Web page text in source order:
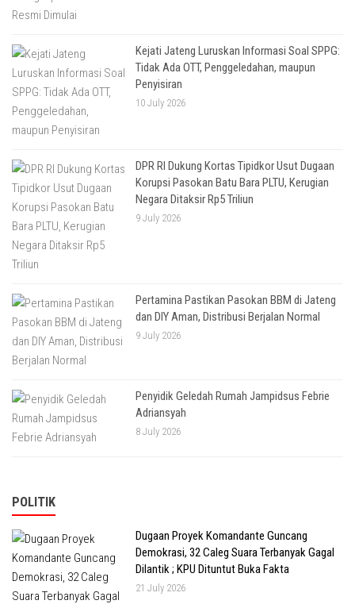
Kejati Jateng Luruskan Informasi Soal SPPG:
Tidak Ada OTT, Penggeledahan, maupun
Penyisiran
10 July 2026
DPR RI Dukung Kortas Tipidkor Usut Dugaan
Korupsi Pasokan Batu Bara PLTU, Kerugian
Negara Ditaksir Rp5 Triliun
9 July 2026
Pertamina Pastikan Pasokan BBM di Jateng
dan DIY Aman, Distribusi Berjalan Normal
9 July 2026
Penyidik Geledah Rumah Jampidsus Febrie
Adriansyah
8 July 2026
POLITIK
Dugaan Proyek Komandante Guncang
Demokrasi, 32 Caleg Suara Terbanyak Gagal
Dilantik ; KPU Dituntut Buka Fakta
21 July 2026